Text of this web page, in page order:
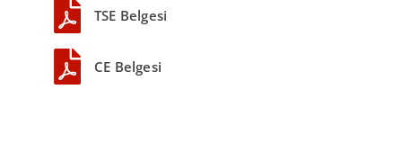
TSE Belgesi
CE Belgesi